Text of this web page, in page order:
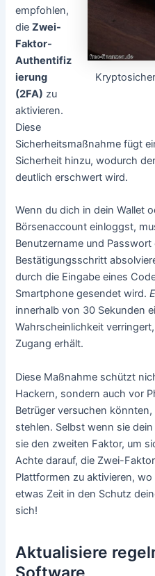
empfohlen,
dieZwei-
Faktor-
Authentifiz
ierung
(2FA) zu
aktivieren.
Diese
Sicherheitsmaßnahme fügt
Sicherheit hinzu, wodurch
deutlich erschwert wird.
Wenn du dich in dein Wallet
Börsenaccount einloggst,
Benutzername und Passwort
Bestätigungsschritt
durch die Eingabe eines
Smartphone gesendet wird.
innerhalb von 30 Sekunden
Wahrscheinlichkeit
Zugang erhält.
Diese Maßnahme schützt
Hackern, sondern auch vor
Betrüger versuchen
stehlen. Selbst wenn sie
sie den zweiten Faktor, um
Achte darauf, die Zwei-
Plattformen zu aktivieren,
etwas Zeit in den Schutz
sich!
Aktualisiere